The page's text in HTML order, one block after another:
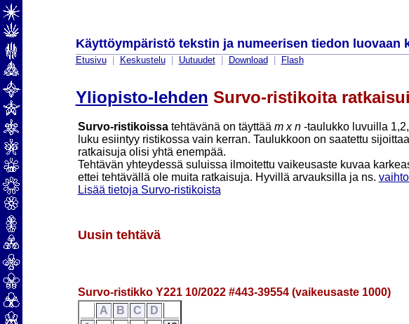
Käyttöympäristö tekstin ja numeerisen tiedon luovaan
Etusivu| Keskustelu| Uutuudet| Download Flash
Yliopisto-lehden Survo-ristikoita
Survo-ristikoissatehtävänä on täyttää m x n-taulukko luvuilla
luku esiintyy ristikossa vain kerran. Taulukkoon on saatettu
ratkaisuja olisi yhtä enempää.
Tehtävän yhteydessä suluissa ilmoitettu vaikeusaste kuvaa
ettei tehtävällä ole muita ratkaisuja. Hyvillä arvauksilla ja ns.
Lisää tietoja Survo-ristikoista
Uusin tehtävä
Survo-ristikko Y221 10/2022 #443-39554 (vaikeusaste 1000)
A
B C
D